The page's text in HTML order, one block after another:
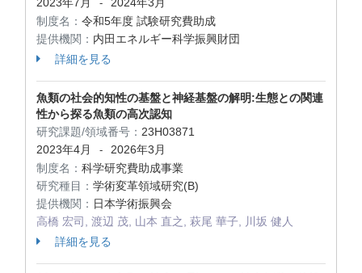
-
制度名： 令和5年度 試験研究費助成
提供機関： 内田エネルギー科学振興財団
詳細を見る
魚類の社会的知性の基盤と神経基盤の解明:生態との関連
性から探る魚類の高次認知
研究課題/領域番号： 23H03871
2023年4月
-
2026年3月
制度名： 科学研究費助成事業
研究種目： 学術変革領域研究(B)
提供機関： 日本学術振興会
高橋 宏司, 渡辺 茂, 山本 直之, 萩尾 華子, 川坂 健人
詳細を見る